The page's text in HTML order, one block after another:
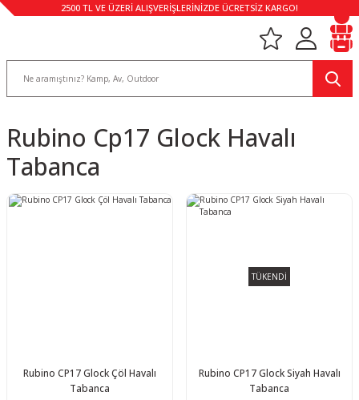
2500 TL VE ÜZERİ ALIŞVERİŞLERİNİZDE ÜCRETSİZ KARGO!
Rubino Cp17 Glock Havalı
Tabanca
Rubino CP17 Glock Çöl Havalı
Tabanca
TÜKENDİ
Rubino CP17 Glock Siyah Havalı
Tabanca